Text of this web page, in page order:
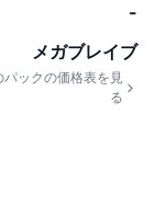
-
メガブレイブ
パックの価格表を見
る